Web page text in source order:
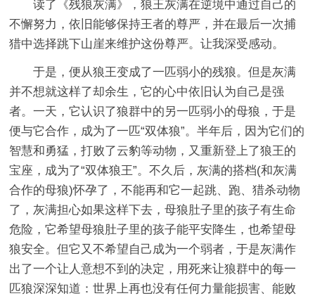
读了《残狼灰满》，狼王灰满在逆境中通过自己的
不懈努力，依旧能够保持王者的尊严，并在最后一次捕
猎中选择跳下山崖来维护这份尊严。让我深受感动。
于是，便从狼王变成了一匹弱小的残狼。但是灰满
并不想就这样了却余生，它的心中依旧认为自己是强
者。一天，它认识了狼群中的另一匹弱小的母狼，于是
便与它合作，成为了一匹“双体狼”。半年后，因为它们的
智慧和勇猛，打败了云豹等动物，又重新登上了狼王的
宝座，成为了“双体狼王”。不久后，灰满的搭档(和灰满
合作的母狼)怀孕了，不能再和它一起跳、跑、猎杀动物
了，灰满担心如果这样下去，母狼肚子里的孩子有生命
危险，它希望母狼肚子里的孩子能平安降生，也希望母
狼安全。但它又不希望自己成为一个弱者，于是灰满作
出了一个让人意想不到的决定，用死来让狼群中的每一
匹狼深深知道：世界上再也没有任何力量能损害、能败